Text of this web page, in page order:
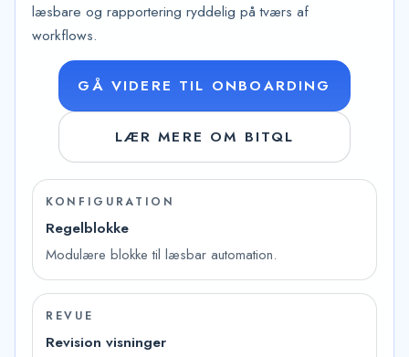
læsbare og rapportering ryddelig på tværs af
workflows.
GÅ VIDERE TIL ONBOARDING
LÆR MERE OM BITQL
KONFIGURATION
Regelblokke
Modulære blokke til læsbar automation.
REVUE
Revision visninger